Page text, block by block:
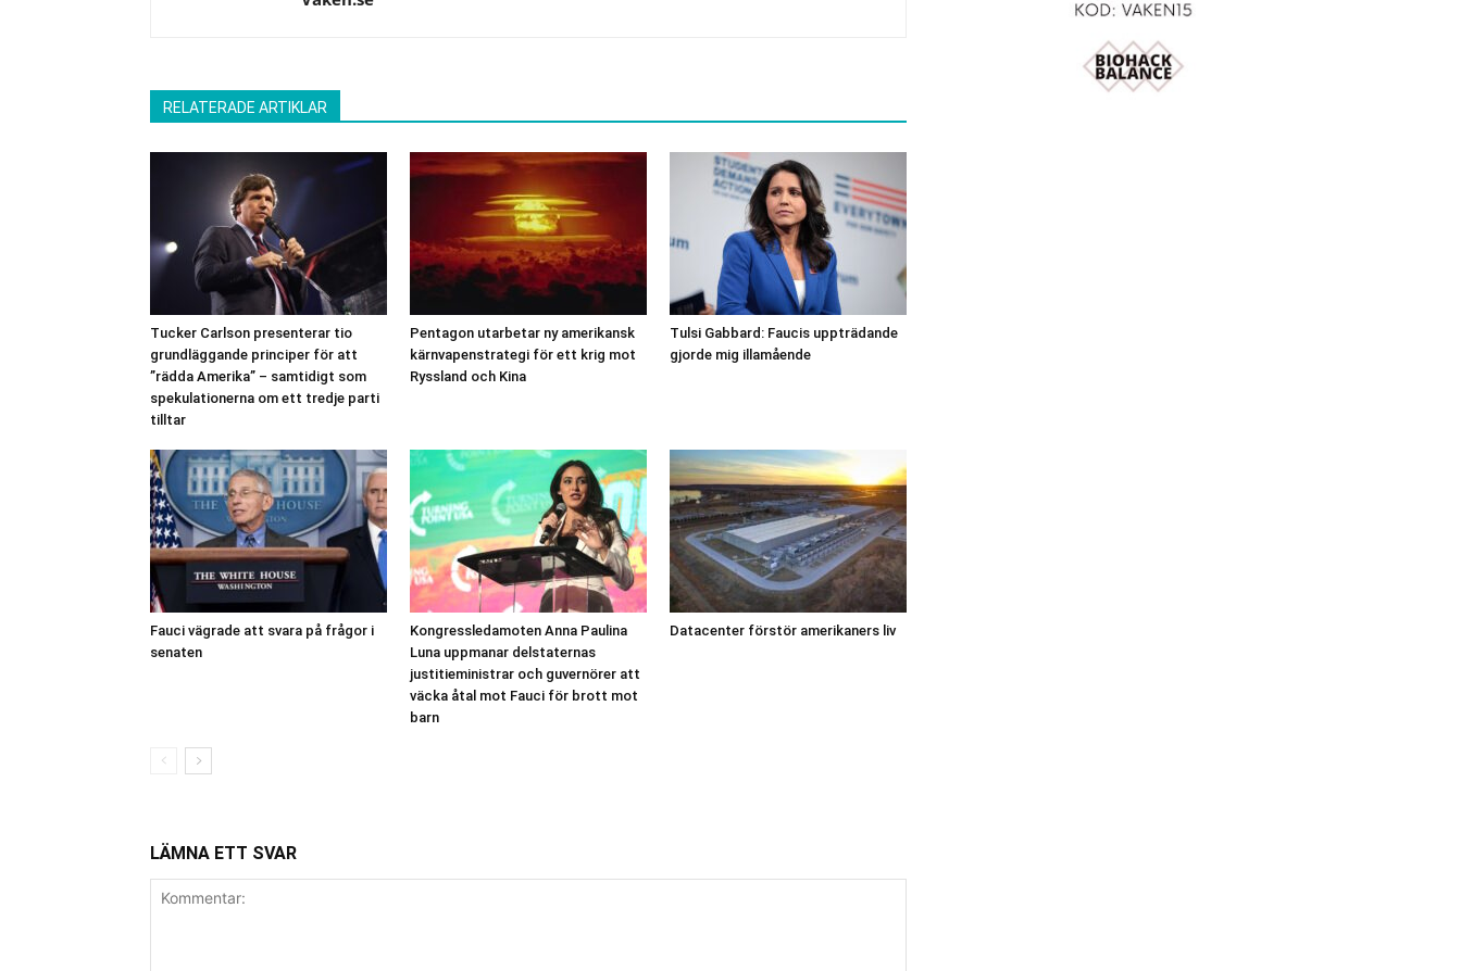
RELATERADE ARTIKLAR
Tucker Carlson presenterar tio
grundläggande principer för att
”rädda Amerika” – samtidigt som
spekulationerna om ett tredje parti
tilltar
Pentagon utarbetar ny amerikansk
kärnvapenstrategi för ett krig mot
Ryssland och Kina
Tulsi Gabbard: Faucis uppträdande
gjorde mig illamående
Fauci vägrade att svara på frågor i
senaten
Kongressledamoten Anna Paulina
Luna uppmanar delstaternas
justitieministrar och guvernörer att
väcka åtal mot Fauci för brott mot
barn
Datacenter förstör amerikaners liv
LÄMNA ETT SVAR